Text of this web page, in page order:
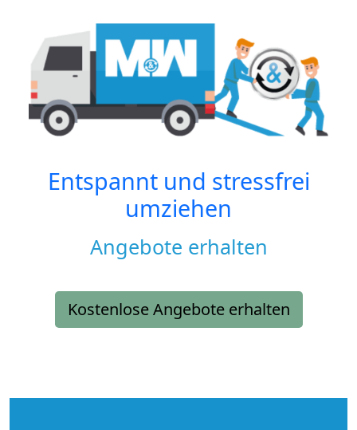
Entspannt und stressfrei
umziehen
Angebote erhalten
Kostenlose Angebote erhalten